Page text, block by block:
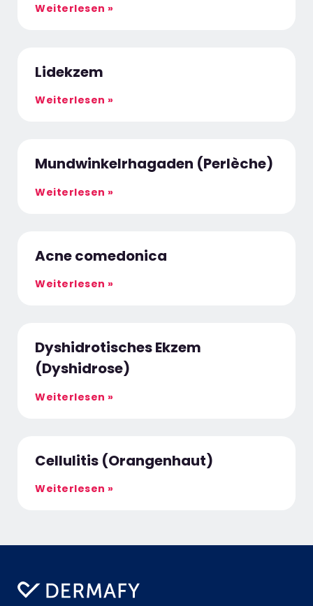
Weiterlesen »
Lidekzem
Weiterlesen »
Mundwinkelrhagaden (Perlèche)
Weiterlesen »
Acne comedonica
Weiterlesen »
Dyshidrotisches Ekzem
(Dyshidrose)
Weiterlesen »
Cellulitis (Orangenhaut)
Weiterlesen »